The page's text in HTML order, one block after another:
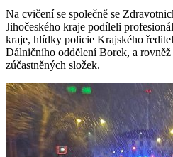
Na cvičení se společně se
Jihočeského kraje podíleli
kraje, hlídky policie Krajského
Dálničního oddělení Borek, a rovněž
zúčastněných složek.